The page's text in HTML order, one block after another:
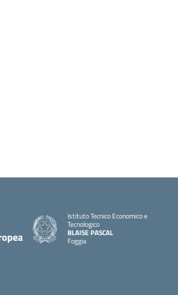
Istituto Tecnico Economico e
Tecnologico
BLAISE PASCAL
Foggia
— Visita la pagina iniziale della scuola